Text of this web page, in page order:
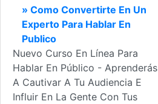
» Como Convertirte En Un
Experto Para Hablar En
Publico
Nuevo Curso En Línea Para
Hablar En Público - Aprenderás
A Cautivar A Tu Audiencia E
Influir En La Gente Con Tus